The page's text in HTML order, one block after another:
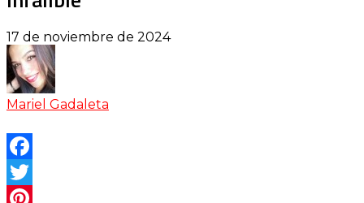
17 de noviembre de 2024
Mariel Gadaleta
Facebook
Twitter